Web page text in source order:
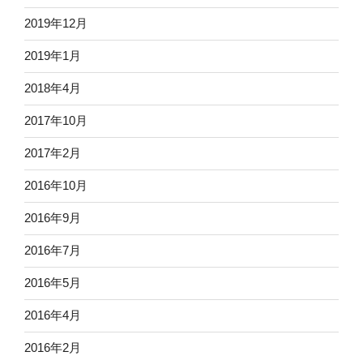
2019年12月
2019年1月
2018年4月
2017年10月
2017年2月
2016年10月
2016年9月
2016年7月
2016年5月
2016年4月
2016年2月